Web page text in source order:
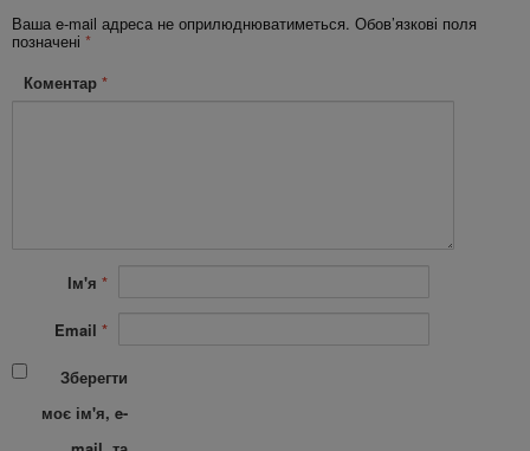
Ваша e-mail адреса не оприлюднюватиметься. Обов’язкові поля
позначені *
Коментар *
Ім'я *
Email *
Зберегти
моє ім'я, e-